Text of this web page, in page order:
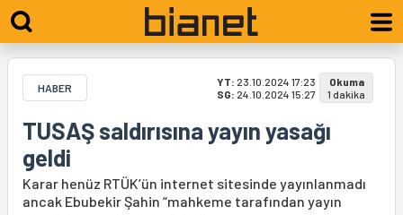
HABER YT: 23.10.2024 17:23
SG: 24.10.2024 15:27
Okuma
1 dakika
TUSAŞ saldırısına yayın yasağı
geldi
Karar henüz RTÜK’ün internet sitesinde yayınlanmadı
ancak Ebubekir Şahin “mahkeme tarafından yayın